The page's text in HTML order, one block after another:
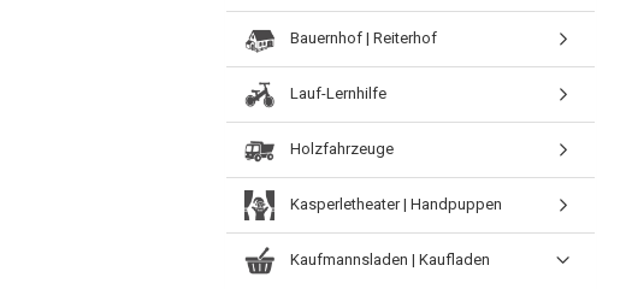
Bauernhof | Reiterhof
Lauf-Lernhilfe
Holzfahrzeuge
Kasperletheater | Handpuppen
Kaufmannsladen | Kaufladen